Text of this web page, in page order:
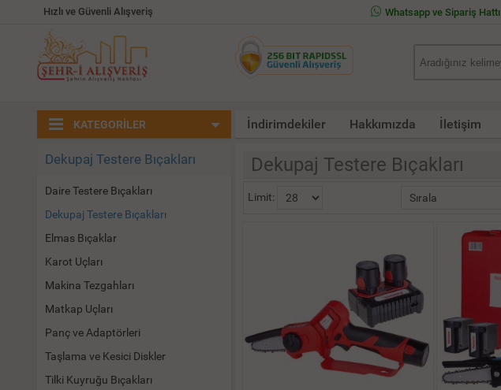
Hızlı ve Güvenli Alışveriş Whatsapp ve Sipariş Hattı
KATEGORİLER İndirimdekiler Hakkımızda İletişim
Dekupaj Testere Bıçakları
Daire Testere Bıçakları
Dekupaj Testere Bıçakları
Elmas Bıçaklar
Karot Uçları
Makina Tezgahları
Matkap Uçları
Panç ve Adaptörleri
Taşlama ve Kesici Diskler
Tilki Kuyruğu Bıçakları
Dekupaj Testere Bıçakları
Limit: